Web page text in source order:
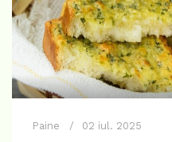
Paine 02 iul. 2025